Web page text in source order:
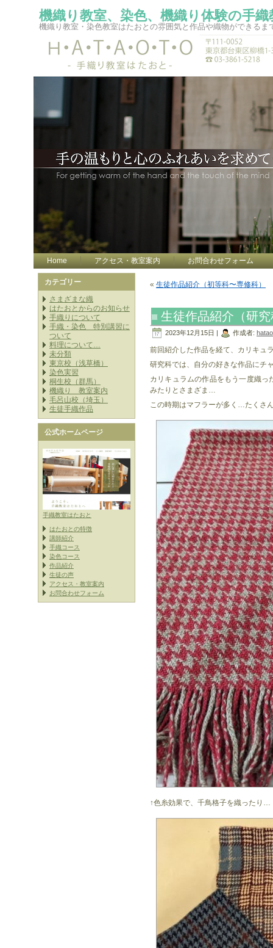
機織り教室、染色、機織り体験の手
機織り教室・染色教室はたおとの雰囲気と作品や織物ができるま
Home アクセス・教室案内 お問合わせフォーム
カテゴリー
さまざまな織
はたおとからのお知らせ
手織りについて
手織・染色 特別講習に
ついて
料理について…
未分類
東京校（浅草橋）
染色実習
桐生校（群馬）
機織り 教室案内
毛呂山校（埼玉）
生徒手織作品
公式ホームページ
手織教室はたおと
はたおとの特徴
講師紹介
手織コース
染色コース
作品紹介
生徒の声
アクセス・教室案内
お問合わせフォーム
« 生徒作品紹介（初等科〜専修科）
生徒作品紹介（研
2023年12月15日 | 作成者:
前回紹介した作品を経て、カリキュ
研究科では、自分の好きな作品にチ
カリキュラムの作品をもう一度織
みたりとさまざま…
この時期はマフラーが多く…たくさ
↑色糸効果で、千鳥格子を織ったり…